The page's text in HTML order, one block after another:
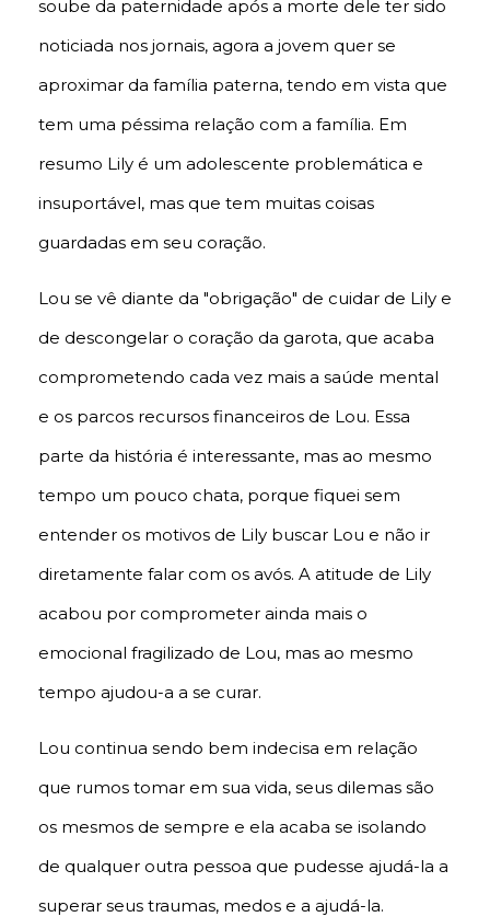
soube da paternidade após a morte dele ter sido
noticiada nos jornais, agora a jovem quer se
aproximar da família paterna, tendo em vista que
tem uma péssima relação com a família. Em
resumo Lily é um adolescente problemática e
insuportável, mas que tem muitas coisas
guardadas em seu coração.
Lou se vê diante da "obrigação" de cuidar de Lily e
de descongelar o coração da garota, que acaba
comprometendo cada vez mais a saúde mental
e os parcos recursos financeiros de Lou. Essa
parte da história é interessante, mas ao mesmo
tempo um pouco chata, porque fiquei sem
entender os motivos de Lily buscar Lou e não ir
diretamente falar com os avós. A atitude de Lily
acabou por comprometer ainda mais o
emocional fragilizado de Lou, mas ao mesmo
tempo ajudou-a a se curar.
Lou continua sendo bem indecisa em relação
que rumos tomar em sua vida, seus dilemas são
os mesmos de sempre e ela acaba se isolando
de qualquer outra pessoa que pudesse ajudá-la a
superar seus traumas, medos e a ajudá-la.